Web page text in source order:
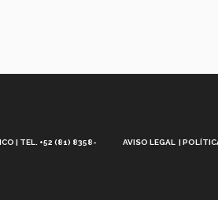
| TEL. +52 (81) 8358- AVISO LEGAL